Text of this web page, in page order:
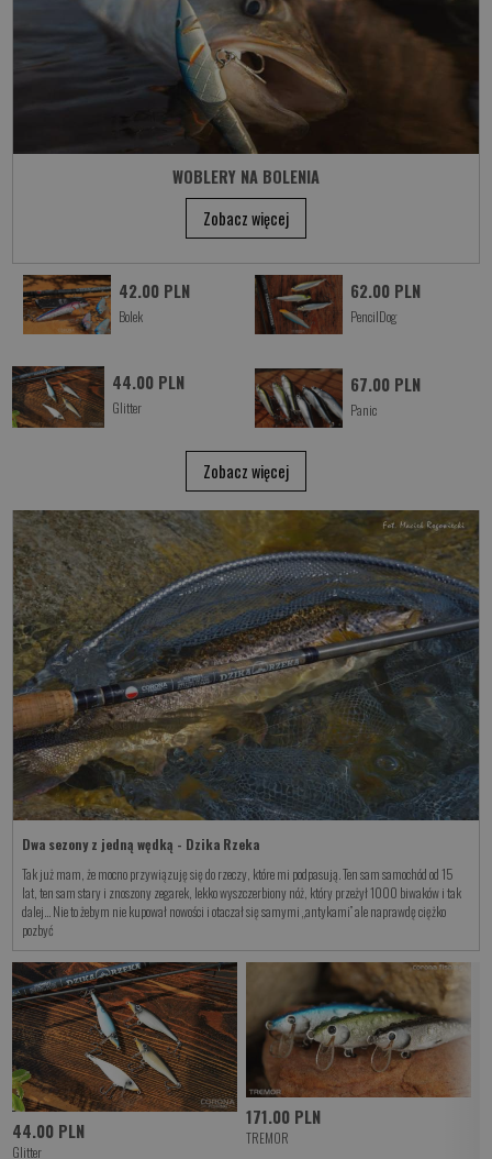
WOBLERY NA BOLENIA
Zobacz więcej
42.00 PLN
Bolek
62.00 PLN
PencilDog
44.00 PLN
Glitter
67.00 PLN
Panic
Zobacz więcej
Dwa sezony z jedną wędką - Dzika Rzeka
Tak już mam, że mocno przywiązuję się do rzeczy, które mi podpasują. Ten sam samochód od 15
lat, ten sam stary i znoszony zegarek, lekko wyszczerbiony nóż, który przeżył 1000 biwaków i tak
dalej… Nie to żebym nie kupował nowości i otaczał się samymi „antykami” ale naprawdę ciężko
pozbyć
44.00 PLN
Glitter
171.00 PLN
TREMOR